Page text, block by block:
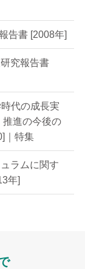
告書 [2008年]
究報告書
代の成長実
進の今後の
｜特集
ラムに関す
年]